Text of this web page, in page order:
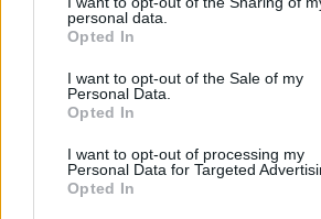
personal data.
Opted In
I want to opt-out of the Sale of my
Personal Data.
Opted In
I want to opt-out of processing my
Personal Data for Targeted
Opted In
podsjetio je.
poznaje stanje u BiH, a kao
prosincu prošle godine bio je
Bruxellesu na kojem je uz vrlo
govorila i visoka predstavnica za